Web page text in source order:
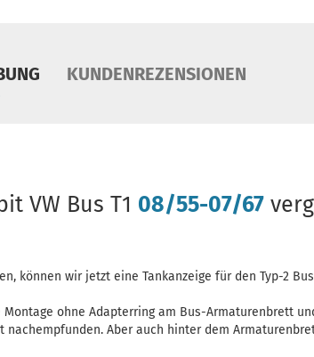
KUNDENREZENSIONEN
VW Bus T1 08/55-07/67
können wir jetzt eine Tankanzeige für den Typ-2 Bus
ohne Adapterring am Bus-Armaturenbrett
Aber auch hinter dem